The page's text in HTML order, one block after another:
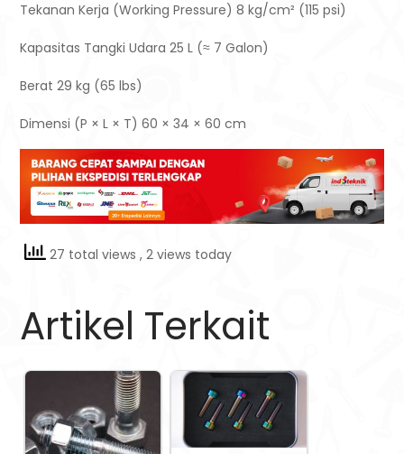
Tekanan Kerja (Working Pressure) 8 kg/cm² (115 psi)
Kapasitas Tangki Udara 25 L (≈ 7 Galon)
Berat 29 kg (65 lbs)
Dimensi (P × L × T) 60 × 34 × 60 cm
27 total views, 2 views today
Artikel Terkait